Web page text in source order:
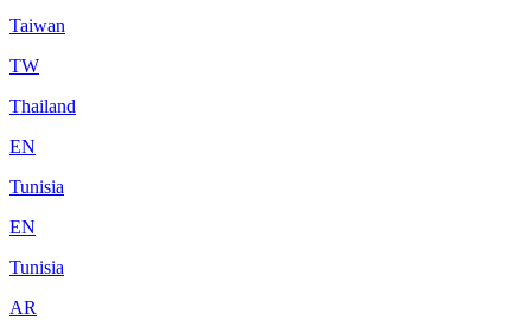
Taiwan
TW
Thailand
EN
Tunisia
EN
Tunisia
AR